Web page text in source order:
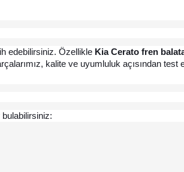
edebilirsiniz. Özellikle Kia Cerato fren
kalite ve uyumluluk açısından test